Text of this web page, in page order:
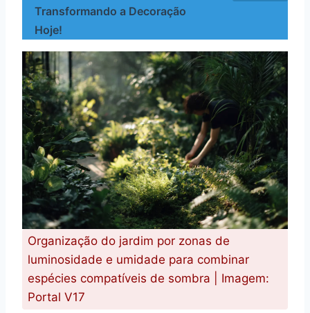
Transformando a Decoração
Hoje!
Organização do jardim por zonas de
luminosidade e umidade para combinar
espécies compatíveis de sombra | Imagem:
Portal V17